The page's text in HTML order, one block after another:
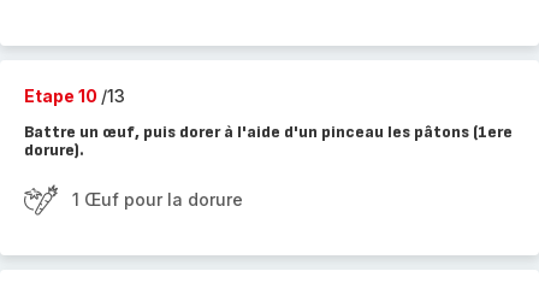
Etape 10 /13
Battre un œuf, puis dorer à l'aide d'un pinceau les pâtons (1ere
dorure).
1 Œuf pour la dorure